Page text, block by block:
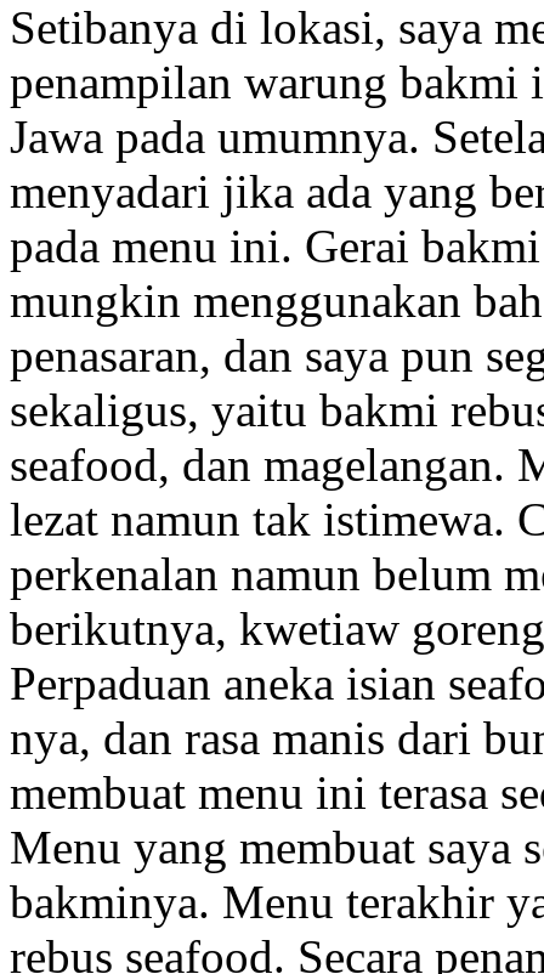
Setibanya di lokasi, saya
penampilan warung bakmi
Jawa pada umumnya.
menyadari jika ada yang
pada menu ini. Gerai
mungkin menggunakan
penasaran, dan saya pun
sekaligus, yaitu bakmi
seafood, dan magelangan.
lezat namun tak istimewa.
perkenalan namun belum
berikutnya, kwetiaw
Perpaduan aneka isian
nya, dan rasa manis dari
membuat menu ini terasa
Menu yang membuat saya
bakminya. Menu terakhir
rebus seafood. Secara